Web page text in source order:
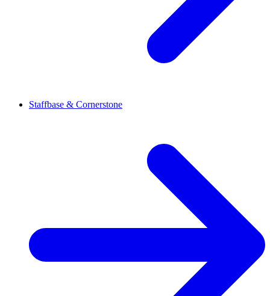
Staffbase & Cornerstone